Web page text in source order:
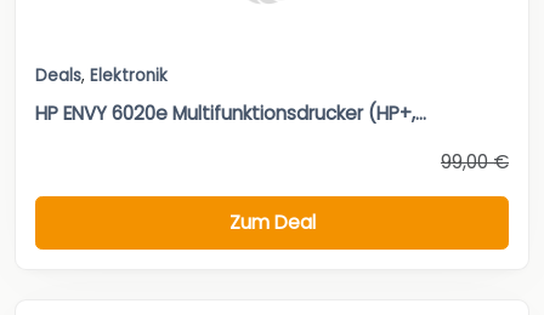
Deals, Elektronik
HP ENVY 6020e Multifunktionsdrucker (HP+,...
99,00 €
Zum Deal